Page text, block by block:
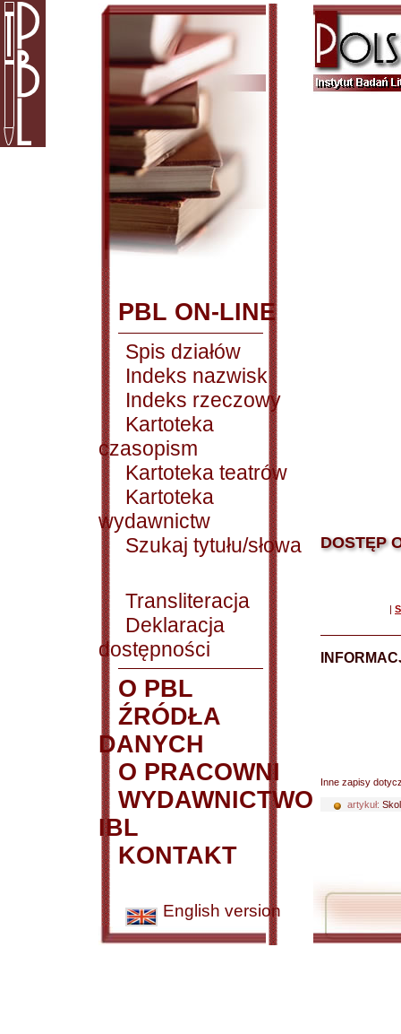
PBL ON-LINE
Spis działów
Indeks nazwisk
Indeks rzeczowy
Kartoteka
czasopism
Kartoteka teatrów
Kartoteka
wydawnictw
Szukaj tytułu/słowa
Transliteracja
Deklaracja
dostępności
O PBL
ŹRÓDŁA
DANYCH
O PRACOWNI
WYDAWNICTWO
IBL
KONTAKT
English version
DOSTĘP
|
Inne zapisy
artykuł: